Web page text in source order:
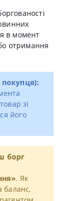
в момент
отримання
покупця):
зі
його
борг
. Як
баланс,